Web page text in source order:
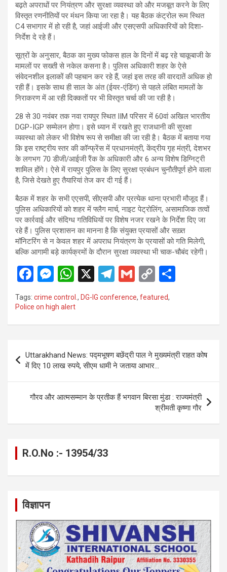
बढ़ते अपराधों पर नियंत्रण और सुरक्षा व्यवस्था को और मजबूत करने के लिए
विस्तृत रणनीतियों पर मंथन किया जा रहा है। यह बैठक कंट्रोल रूम स्थित
C4 सभागार में हो रही है, जहां आईजी और एसएसपी अधिकारियों को दिशा-
निर्देश दे रहे हैं।
सूत्रों के अनुसार, बैठक का मुख्य फोकस हाल के दिनों में बढ़ रहे चाकूबाजी के
मामलों पर सख्ती से नकेल कसना है। पुलिस अधिकारी शहर के ऐसे
संवेदनशील इलाकों की पहचान कर रहे हैं, जहां इस तरह की वारदातें अधिक हो
रही हैं। इसके साथ ही साल के अंत (ईयर-एंडिंग) से पहले लंबित मामलों के
निराकरण में आ रही दिक्कतों पर भी विस्तृत चर्चा की जा रही है।
28 से 30 नवंबर तक नवा रायपुर स्थित IIM परिसर में 60वां अखिल भारतीय
DGP-IGP सम्मेलन होगा। इसे ध्यान में रखते हुए राजधानी की सुरक्षा
व्यवस्था को लेकर भी विशेष रूप से समीक्षा की जा रही है। बैठक में बताया गया
कि इस राष्ट्रीय स्तर की कॉन्फ्रेंस में प्रधानमंत्री, केंद्रीय गृह मंत्री, देशभर
के लगभग 70 डीजी/आईजी रैंक के अधिकारी और 6 अन्य विशेष डिग्निट्री
शामिल होंगे। ऐसे में रायपुर पुलिस के लिए सुरक्षा प्रबंधन चुनौतीपूर्ण होने वाला
है, जिसे देखते हुए तैयारियां तेज कर दी गई हैं।
बैठक में शहर के सभी एएसपी, सीएसपी और प्रत्येक थाना प्रभारी मौजूद हैं।
पुलिस अधिकारियों को शहर में फ्लैग मार्च, नाइट पेट्रोलिंग, असामाजिक तत्वों
पर कार्रवाई और संदिग्ध गतिविधियों पर विशेष नजर रखने के निर्देश दिए जा
रहे हैं। पुलिस प्रशासन का मानना है कि संयुक्त प्रयासों और सख़्त
मॉनिटरिंग से न केवल शहर में अपराध नियंत्रण के प्रयासों को गति मिलेगी,
बल्कि आगामी बड़े कार्यक्रमों के दौरान सुरक्षा व्यवस्था भी चाक-चौबंद रहेगी।
F
a
ce
b
o
k
M
es
se
n
er
W
h
at
s
p
p
X
T
e
gr
m
G
m
ail
C
py
Li
k
e
Tags: crime control., DG-IG conference, featured,
Police on high alert
navigation
Uttarakhand News: पद्मभूषण बछेंद्री पाल ने मुख्यमंत्री राहत कोष
में दिए 10 लाख रुपये, सीएम धामी ने जताया आभार…
गौरव और आत्मसम्मान के प्रतीक हैं भगवान बिरसा मुंडा : राज्यमंत्री
श्रीमती कृष्णा गौर
R.O.No :- 13954/33
विज्ञापन